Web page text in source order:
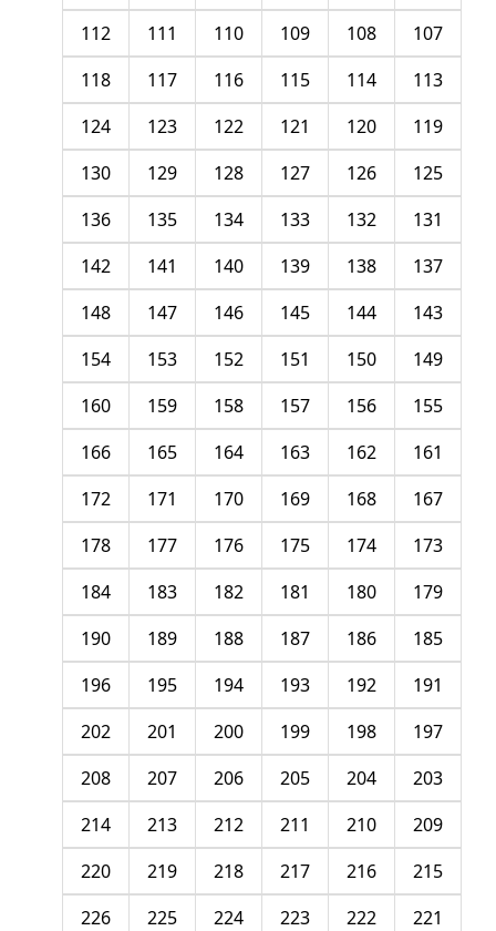
107
108
109
110
111
112
113
114
115
116
117
118
119
120
121
122
123
124
125
126
127
128
129
130
131
132
133
134
135
136
137
138
139
140
141
142
143
144
145
146
147
148
149
150
151
152
153
154
155
156
157
158
159
160
161
162
163
164
165
166
167
168
169
170
171
172
173
174
175
176
177
178
179
180
181
182
183
184
185
186
187
188
189
190
191
192
193
194
195
196
197
198
199
200
201
202
203
204
205
206
207
208
209
210
211
212
213
214
215
216
217
218
219
220
221
222
223
224
225
226